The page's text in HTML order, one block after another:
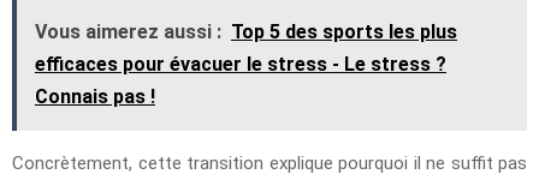
Vous aimerez aussi : Top 5 des sports les plus
efficaces pour évacuer le stress - Le stress ?
Connais pas !
Concrètement, cette transition explique pourquoi il ne suffit pas